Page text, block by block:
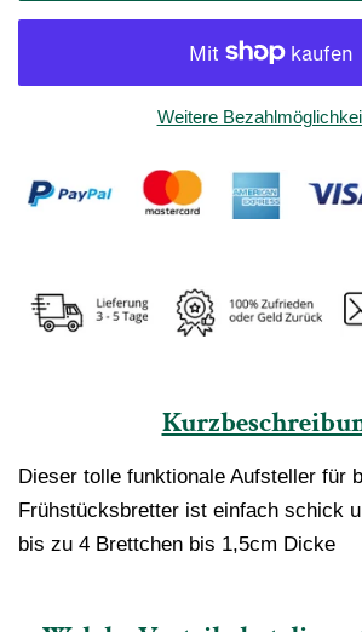
Weitere
Dieser tolle funktionale Aufsteller für
Frühstücksbretter ist einfach schick
bis zu 4 Brettchen bis 1,5cm Dicke